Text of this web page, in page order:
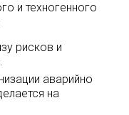
и техногенного
рисков и
аварийно
на